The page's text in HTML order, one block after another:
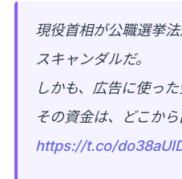
現役首相が公職選挙
スキャンダルだ。
しかも、広告に使った
その資金は、どこか
https://t.co/